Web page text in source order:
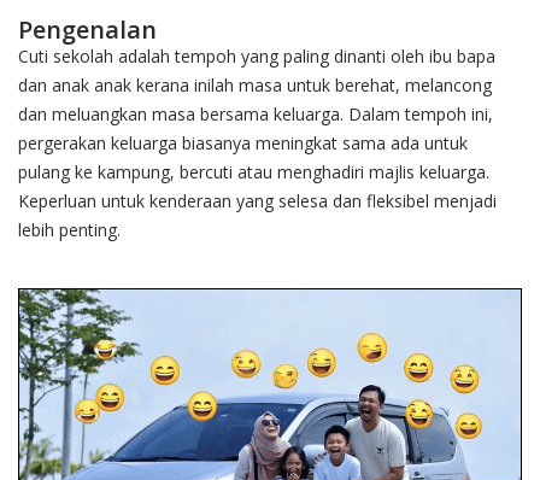
Pengenalan
Cuti sekolah adalah tempoh yang paling dinanti oleh ibu bapa
dan anak anak kerana inilah masa untuk berehat, melancong
dan meluangkan masa bersama keluarga. Dalam tempoh ini,
pergerakan keluarga biasanya meningkat sama ada untuk
pulang ke kampung, bercuti atau menghadiri majlis keluarga.
Keperluan untuk kenderaan yang selesa dan fleksibel menjadi
lebih penting.